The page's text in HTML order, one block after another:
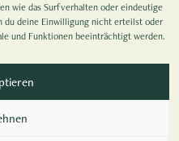
wie das Surfverhalten oder eindeutige
du deine Einwilligung nicht erteilst oder
und Funktionen beeinträchtigt werden.